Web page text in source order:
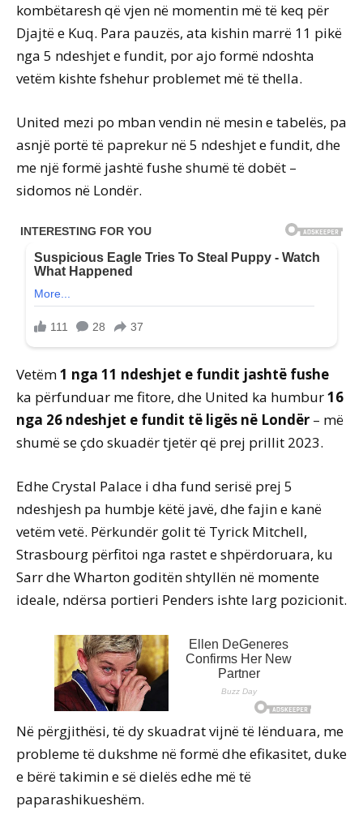
kombëtaresh që vjen në momentin më të keq për
Djajtë e Kuq. Para pauzës, ata kishin marrë 11 pikë
nga 5 ndeshjet e fundit, por ajo formë ndoshta
vetëm kishte fshehur problemet më të thella.
United mezi po mban vendin në mesin e tabelës, pa
asnjë portë të paprekur në 5 ndeshjet e fundit, dhe
me një formë jashtë fushe shumë të dobët –
sidomos në Londër.
Vetëm1 nga 11 ndeshjet e fundit jashtë fushe
ka përfunduar me fitore, dhe United ka humbur16
nga 26 ndeshjet e fundit të ligës në Londër – më
shumë se çdo skuadër tjetër që prej prillit 2023.
Edhe Crystal Palace i dha fund serisë prej 5
ndeshjesh pa humbje këtë javë, dhe fajin e kanë
vetëm vetë. Përkundër golit të Tyrick Mitchell,
Strasbourg përfitoi nga rastet e shpërdoruara, ku
Sarr dhe Wharton goditën shtyllën në momente
ideale, ndërsa portieri Penders ishte larg pozicionit.
Në përgjithësi, të dy skuadrat vijnë të lënduara, me
probleme të dukshme në formë dhe efikasitet, duke
e bërë takimin e së dielës edhe më të
paparashikueshëm.